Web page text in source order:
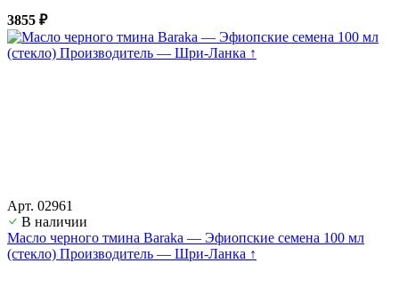
3855 ₽
Арт. 02961
В наличии
Масло черного тмина Baraka — Эфиопские семена 100 мл
(стекло) Производитель — Шри-Ланка ↑